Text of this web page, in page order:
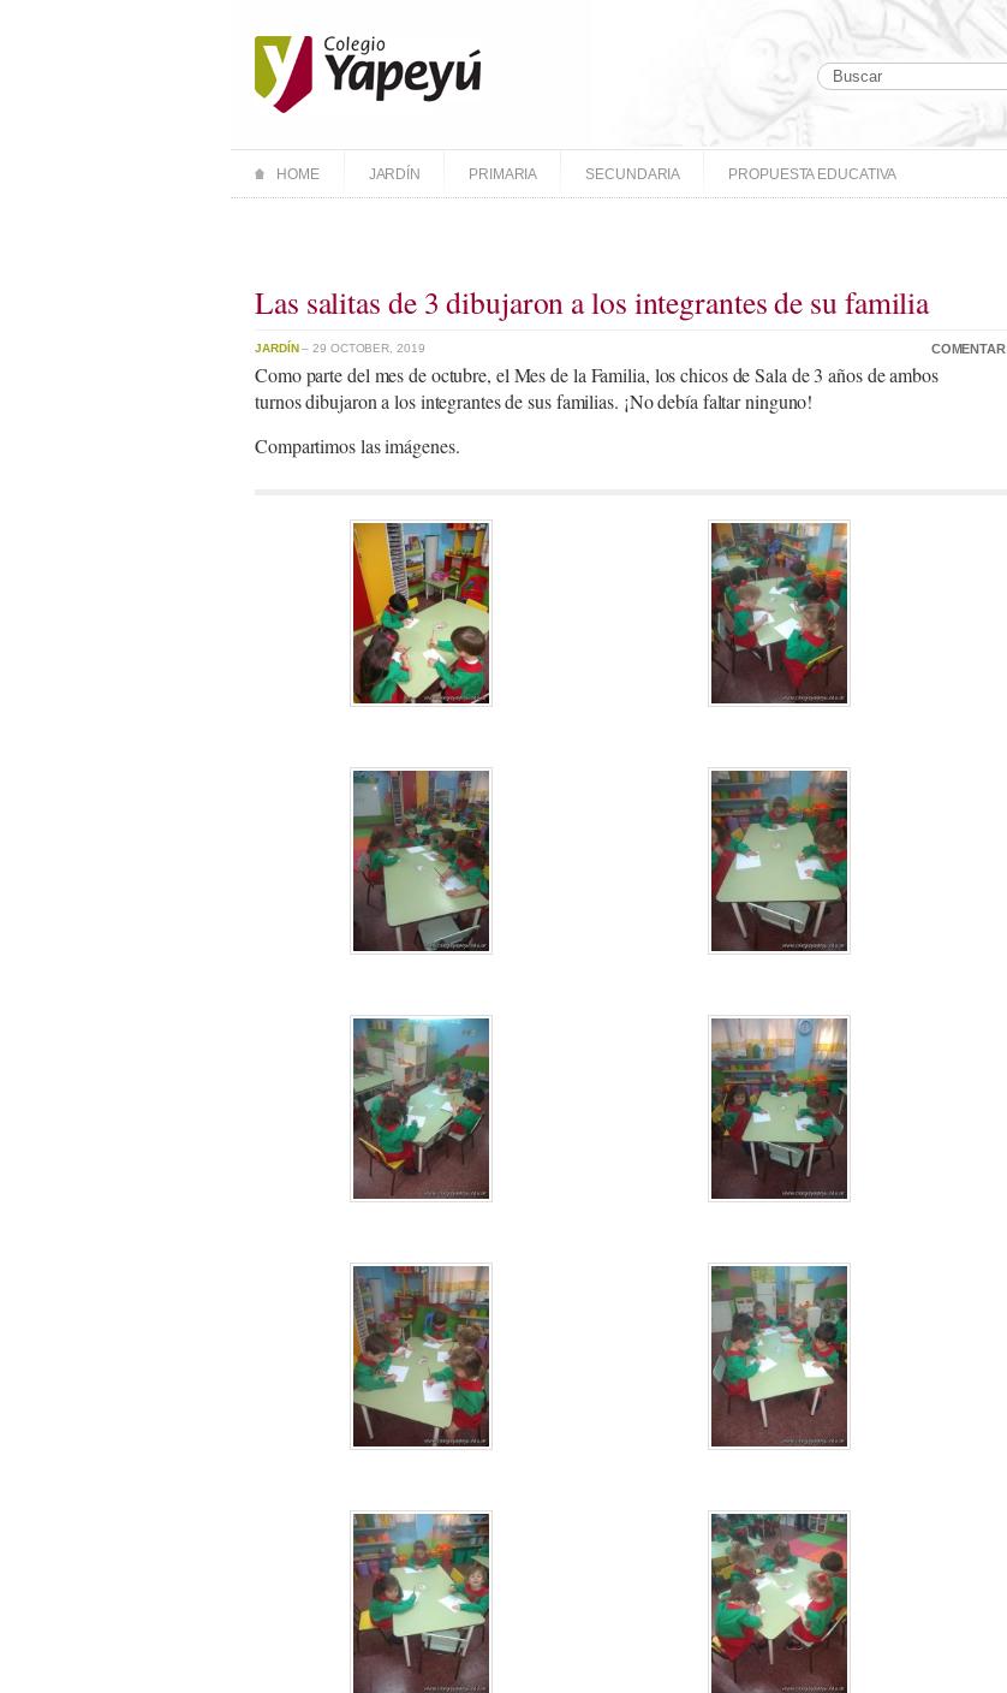
HOME JARDÍN PRIMARIA SECUNDARIA PROPUESTA EDUCATIVA
Las salitas de 3 dibujaron a los integrantes de su familia
JARDÍN– 29 OCTOBER, 2019 COMENTAR
Como parte del mes de octubre, el Mes de la Familia, los chicos de Sala de 3 años de ambos
turnos dibujaron a los integrantes de sus familias. ¡No debía faltar ninguno!
Compartimos las imágenes.